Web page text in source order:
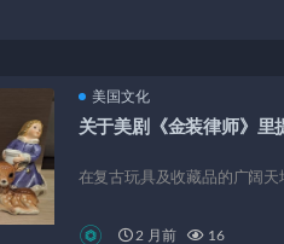
美国文化
关于美剧《金装律师》里
在复古玩具及收藏品的广阔
2 月前 16